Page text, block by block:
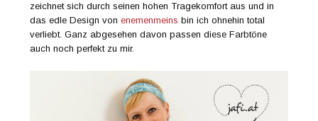
zeichnet sich durch seinen hohen Tragekomfort aus und in
das edle Design vonenemenmeins bin ich ohnehin total
verliebt. Ganz abgesehen davon passen diese Farbtöne
auch noch perfekt zu mir.